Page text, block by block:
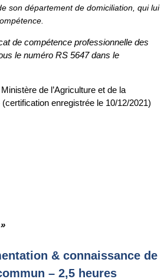
son département de domiciliation, qui lui
de compétence professionnelle des
le numéro RS 5647 dans le
de l’Agriculture et de la
enregistrée le 10/12/2021)
& connaissance de
– 2,5 heures